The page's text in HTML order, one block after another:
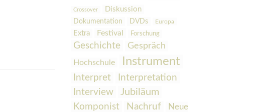
Crossover Diskussion
Dokumentation DVDs Europa
Extra Festival Forschung
Geschichte Gespräch
Hochschule Instrument
Interpret
Interpretation
Interview
Jubiläum
Komponist
Nachruf Neue